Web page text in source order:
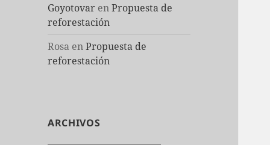
Goyotovar enPropuesta de
reforestación
Rosa enPropuesta de
reforestación
ARCHIVOS